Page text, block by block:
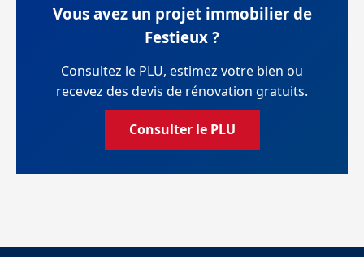
Vous avez un projet immobilier de
Festieux ?
Consultez le PLU, estimez votre bien ou
recevez des devis de rénovation gratuits.
Consulter le PLU